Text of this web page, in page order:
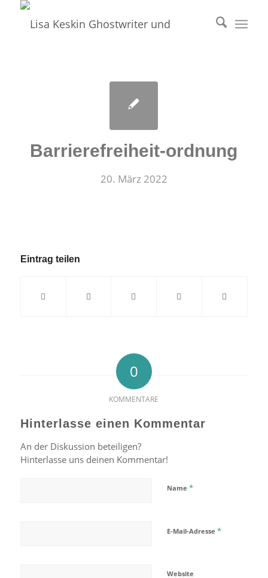
Barrierefreiheit-ordnung
20. März 2022
Eintrag teilen
0
KOMMENTARE
Hinterlasse einen Kommentar
An der Diskussion beteiligen?
Hinterlasse uns deinen Kommentar!
Name *
E-Mail-Adresse *
Website